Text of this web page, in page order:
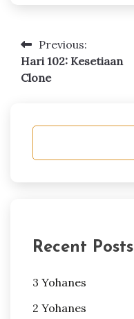
Post
navigation
Previous:
Hari 102: Kesetiaan
Clone
Recent Posts
3 Yohanes
2 Yohanes